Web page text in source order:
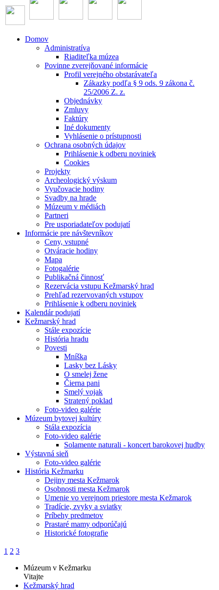
Domov
Administratíva
Riaditeľka múzea
Povinne zverejňované informácie
Profil verejného obstarávateľa
Zákazky podľa § 9 ods. 9 zákona č.
25/2006 Z. z.
Objednávky
Zmluvy
Faktúry
Iné dokumenty
Vyhlásenie o prístupnosti
Ochrana osobných údajov
Prihlásenie k odberu noviniek
Cookies
Projekty
Archeologický výskum
Vyučovacie hodiny
Svadby na hrade
Múzeum v médiách
Partneri
Pre usporiadateľov podujatí
Informácie pre návštevníkov
Ceny, vstupné
Otváracie hodiny
Mapa
Fotogalérie
Publikačná činnosť
Rezervácia vstupu Kežmarský hrad
Prehľad rezervovaných vstupov
Prihlásenie k odberu noviniek
Kalendár podujatí
Kežmarský hrad
Stále expozície
História hradu
Povesti
Mníška
Lasky bez Lásky
O smelej žene
Čierna pani
Smelý vojak
Stratený poklad
Foto-video galérie
Múzeum bytovej kultúry
Stála expozícia
Foto-video galérie
Solamente naturali - koncert barokovej hudby
Výstavná sieň
Foto-video galérie
História Kežmarku
Dejiny mesta Kežmarok
Osobnosti mesta Kežmarok
Umenie vo verejnom priestore mesta Kežmarok
Tradície, zvyky a sviatky
Príbehy predmetov
Prastaré mamy odporúčajú
Historické fotografie
1 2 3
Múzeum v Kežmarku
Vitajte
Kežmarský hrad